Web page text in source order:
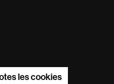
les cookies